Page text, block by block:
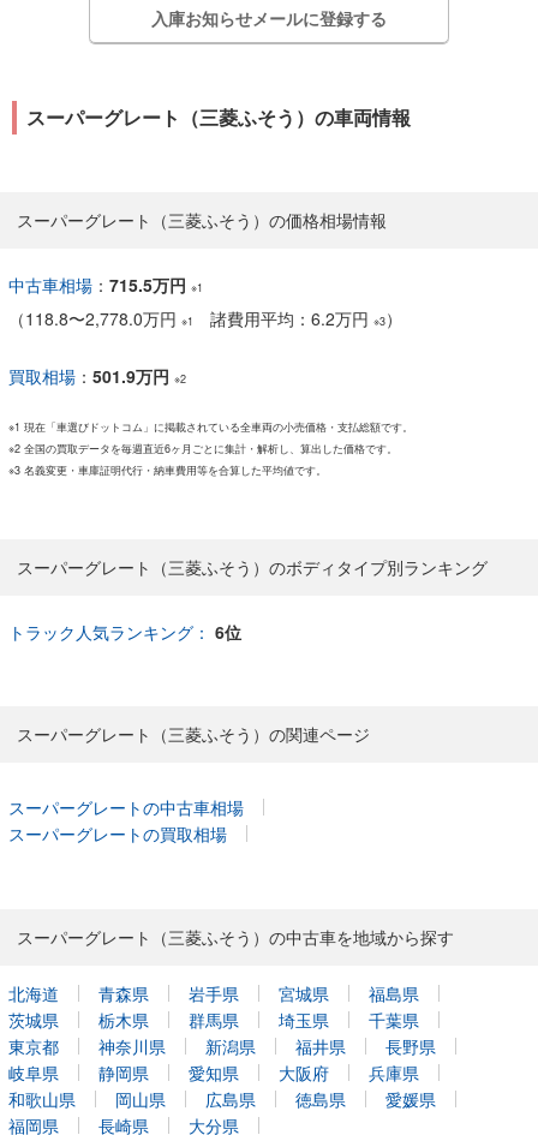
入庫お知らせメールに登録する
スーパーグレート（三菱ふそう）の車両情報
スーパーグレート（三菱ふそう）の価格相場情報
中古車相場 ： 715.5万円 ※1
（118.8〜2,778.0万円 ※1 諸費用平均：6.2万円 ※3）
買取相場 ： 501.9万円 ※2
※1 現在「車選びドットコム」に掲載されている全車両の小売価格・支払総額です。
※2 全国の買取データを毎週直近6ヶ月ごとに集計・解析し、算出した価格です。
※3 名義変更・車庫証明代行・納車費用等を合算した平均値です。
スーパーグレート（三菱ふそう）のボディタイプ別ランキング
トラック人気ランキング： 6位
スーパーグレート（三菱ふそう）の関連ページ
スーパーグレートの中古車相場
スーパーグレートの買取相場
スーパーグレート（三菱ふそう）の中古車を地域から探す
北海道 青森県 岩手県 宮城県
福島県
茨城県
栃木県 群馬県 埼玉県
千葉県
東京都
神奈川県 新潟県 福井県
長野県
岐阜県
静岡県 愛知県 大阪府
兵庫県
和歌山県
岡山県 広島県 徳島県
愛媛県
福岡県
長崎県 大分県